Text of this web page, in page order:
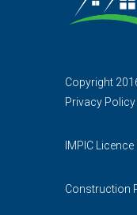
Copyright
Privacy Policy
IMPIC
Construction